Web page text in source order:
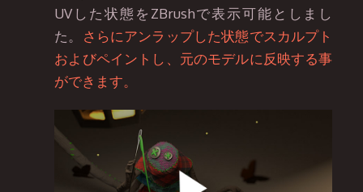
UVした状態をZBrushで表示可能としまし
た。
さらにアンラップした状態でスカルプト
およびペイントし、元のモデルに反映する事
ができます。